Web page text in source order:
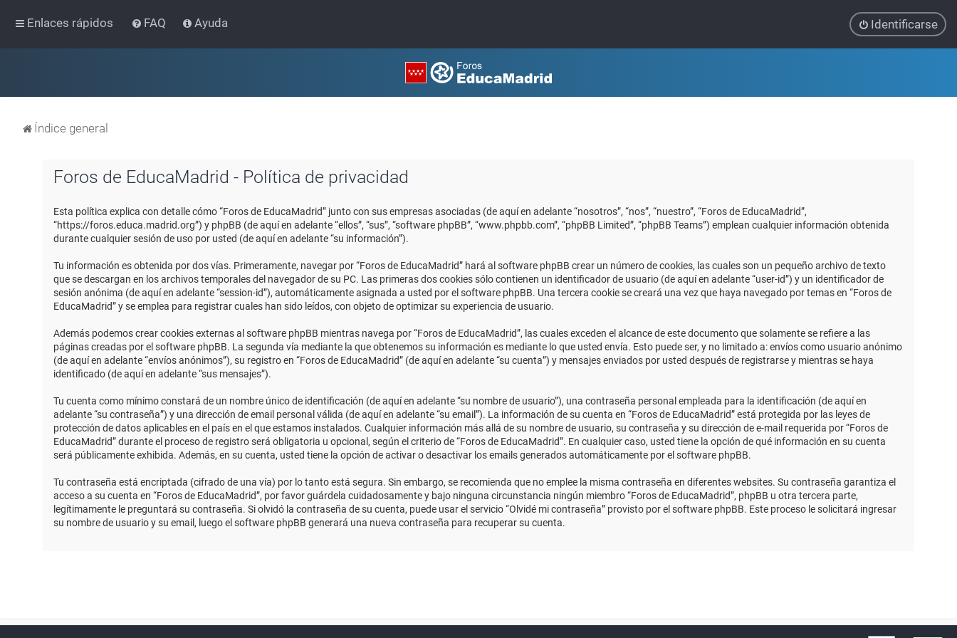
Enlaces rápidos FAQ Ayuda Identificarse
Índice general
Foros de EducaMadrid - Política de privacidad
Esta política explica con detalle cómo “Foros de EducaMadrid” junto con sus empresas asociadas (de aquí en adelante “nosotros”, “nos”, “nuestro”, “Foros de EducaMadrid”,
“https://foros.educa.madrid.org”) y phpBB (de aquí en adelante “ellos”, “sus”, “software phpBB”, “www.phpbb.com”, “phpBB Limited”, “phpBB Teams”) emplean cualquier información obtenida
durante cualquier sesión de uso por usted (de aquí en adelante “su información”).
Tu información es obtenida por dos vías. Primeramente, navegar por “Foros de EducaMadrid” hará al software phpBB crear un número de cookies, las cuales son un pequeño archivo de texto
que se descargan en los archivos temporales del navegador de su PC. Las primeras dos cookies sólo contienen un identificador de usuario (de aquí en adelante “user-id”) y un identificador de
sesión anónima (de aquí en adelante “session-id”), automáticamente asignada a usted por el software phpBB. Una tercera cookie se creará una vez que haya navegado por temas en “Foros de
EducaMadrid” y se emplea para registrar cuales han sido leídos, con objeto de optimizar su experiencia de usuario.
Además podemos crear cookies externas al software phpBB mientras navega por “Foros de EducaMadrid”, las cuales exceden el alcance de este documento que solamente se refiere a las
páginas creadas por el software phpBB. La segunda vía mediante la que obtenemos su información es mediante lo que usted envía. Esto puede ser, y no limitado a: envíos como usuario anónimo
(de aquí en adelante “envíos anónimos”), su registro en “Foros de EducaMadrid” (de aquí en adelante “su cuenta”) y mensajes enviados por usted después de registrarse y mientras se haya
identificado (de aquí en adelante “sus mensajes”).
Tu cuenta como mínimo constará de un nombre único de identificación (de aquí en adelante “su nombre de usuario”), una contraseña personal empleada para la identificación (de aquí en
adelante “su contraseña”) y una dirección de email personal válida (de aquí en adelante “su email”). La información de su cuenta en “Foros de EducaMadrid” está protegida por las leyes de
protección de datos aplicables en el país en el que estamos instalados. Cualquier información más allá de su nombre de usuario, su contraseña y su dirección de e-mail requerida por “Foros de
EducaMadrid” durante el proceso de registro será obligatoria u opcional, según el criterio de “Foros de EducaMadrid”. En cualquier caso, usted tiene la opción de qué información en su cuenta
será públicamente exhibida. Además, en su cuenta, usted tiene la opción de activar o desactivar los emails generados automáticamente por el software phpBB.
Tu contraseña está encriptada (cifrado de una vía) por lo tanto está segura. Sin embargo, se recomienda que no emplee la misma contraseña en diferentes websites. Su contraseña garantiza el
acceso a su cuenta en “Foros de EducaMadrid”, por favor guárdela cuidadosamente y bajo ninguna circunstancia ningún miembro “Foros de EducaMadrid”, phpBB u otra tercera parte,
legítimamente le preguntará su contraseña. Si olvidó la contraseña de su cuenta, puede usar el servicio “Olvidé mi contraseña” provisto por el software phpBB. Este proceso le solicitará ingresar
su nombre de usuario y su email, luego el software phpBB generará una nueva contraseña para recuperar su cuenta.